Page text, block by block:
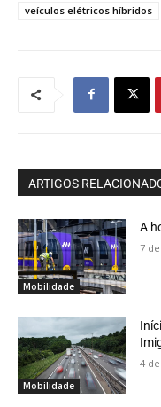
veículos elétricos híbridos
ARTIGOS
Mobilidade
A
7
Mobilidade
4